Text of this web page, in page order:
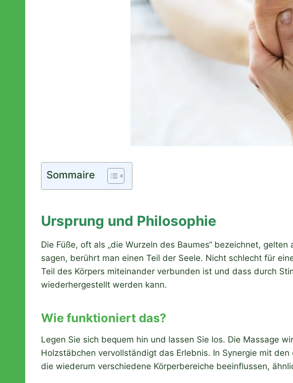
Sommaire
Ursprung und Philosophie
Die Füße, oft als „die Wurzeln des Baumes“ bezeichnet,
sagen, berührt man einen Teil der Seele. Nicht schlecht für
Teil des Körpers miteinander verbunden ist und dass durch
wiederhergestellt werden kann.
Wie funktioniert das?
Legen Sie sich bequem hin und lassen Sie los. Die Massage
Holzstäbchen vervollständigt das Erlebnis. In Synergie mit
die wiederum verschiedene Körperbereiche beeinflussen,